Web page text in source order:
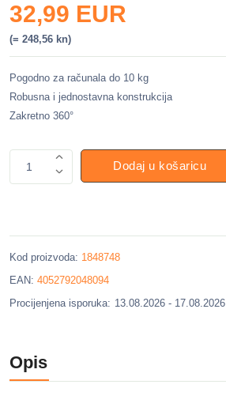
32,99 EUR
(= 248,56 kn)
Pogodno za računala do 10 kg
Robusna i jednostavna konstrukcija
Zakretno 360°
1 Dodaj u košaricu
Kod proizvoda: 1848748
EAN: 4052792048094
Procijenjena isporuka: 13.08.2026 - 17.08.2026
Opis